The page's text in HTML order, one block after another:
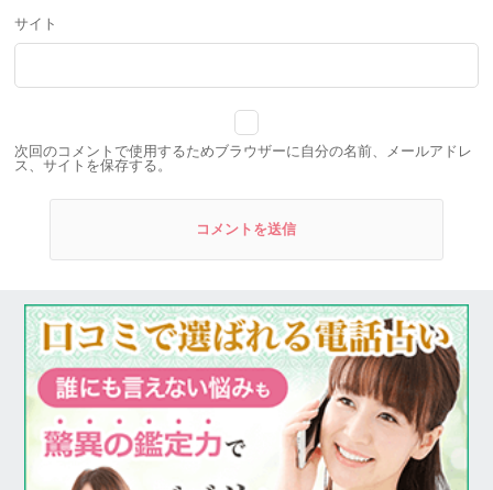
サイト
次回のコメントで使用するためブラウザーに自分の名前、メールアドレ
ス、サイトを保存する。